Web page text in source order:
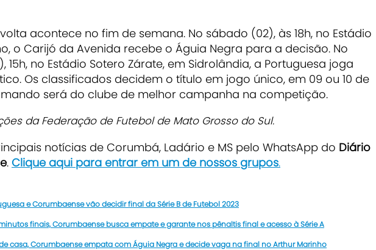
acontece no fim de semana. No sábado (02), às 18h, no Estádio
o Carijó da Avenida recebe o Águia Negra para a decisão. No
15h, no Estádio Sotero Zárate, em Sidrolândia, a Portuguesa joga
Os classificados decidem o título em jogo único, em 09 ou 10 de
mando será do clube de melhor campanha na competição.
da Federação de Futebol de Mato Grosso do Sul.
notícias de Corumbá, Ladário e MS pelo WhatsApp do Diário
. Clique aqui para entrar em um de nossos grupos.
e Corumbaense vão decidir final da Série B de Futebol 2023
finais, Corumbaense busca empate e garante nos pênaltis final e acesso à Série A
casa, Corumbaense empata com Águia Negra e decide vaga na final no Arthur Marinho